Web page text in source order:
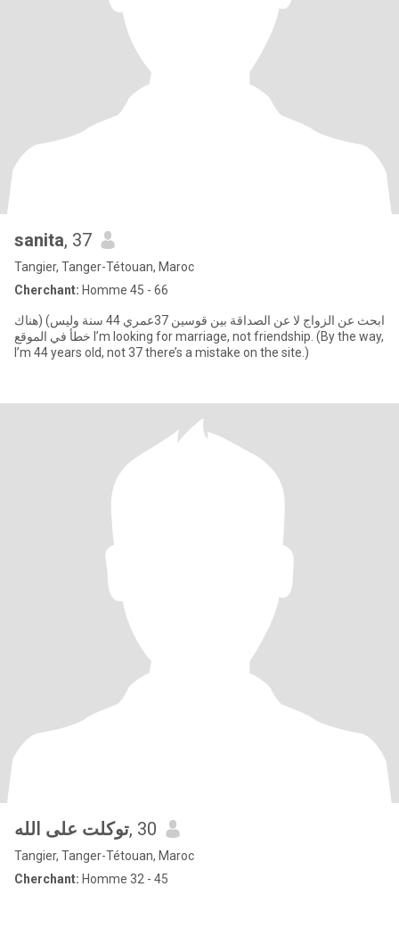
sanita, 37
Tangier, Tanger-Tétouan, Maroc
Cherchant: Homme 45 - 66
ابحث عن الزواج لا عن الصداقة بين قوسين 37عمري 44 سنة وليس) (هناك
خطأ في الموقع I’m looking for marriage, not friendship. (By the way,
I’m 44 years old, not 37 there’s a mistake on the site.)
توكلت على الله, 30
Tangier, Tanger-Tétouan, Maroc
Cherchant: Homme 32 - 45